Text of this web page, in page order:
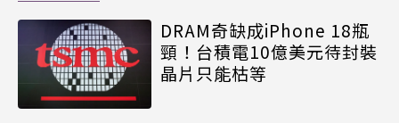
DRAM奇缺成iPhone 18瓶
頸！台積電10億美元待封裝
晶片只能枯等